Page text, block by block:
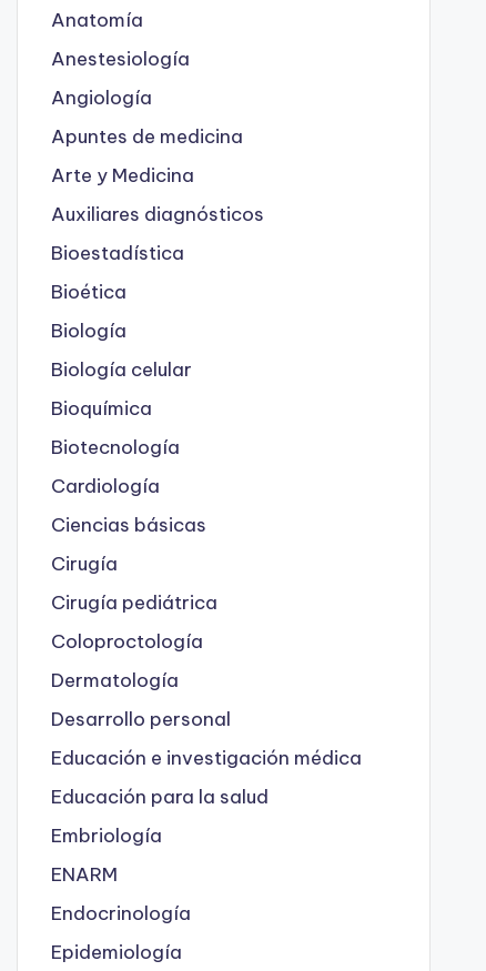
Anatomía
Anestesiología
Angiología
Apuntes de medicina
Arte y Medicina
Auxiliares diagnósticos
Bioestadística
Bioética
Biología
Biología celular
Bioquímica
Biotecnología
Cardiología
Ciencias básicas
Cirugía
Cirugía pediátrica
Coloproctología
Dermatología
Desarrollo personal
Educación e investigación médica
Educación para la salud
Embriología
ENARM
Endocrinología
Epidemiología